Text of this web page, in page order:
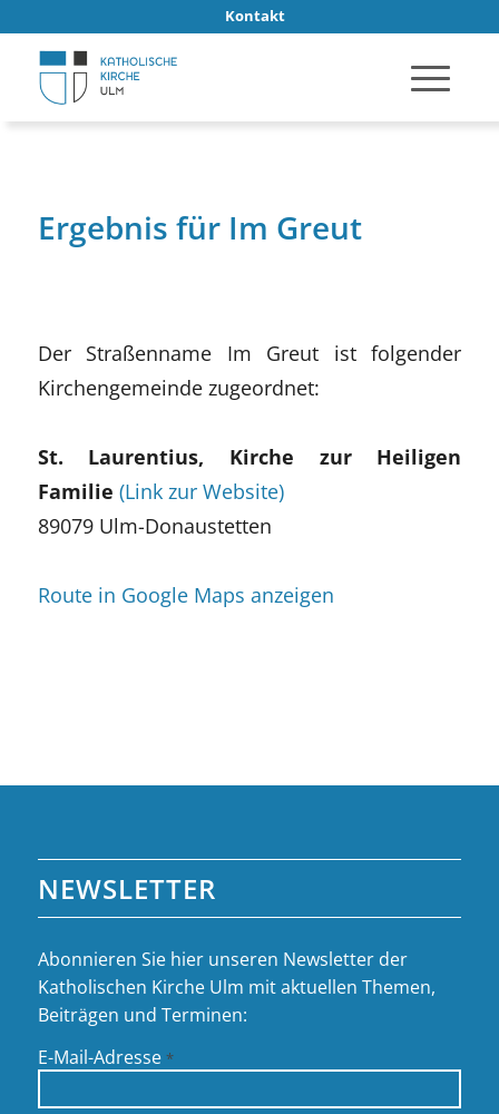
Kontakt
Ergebnis für Im Greut
Der Straßenname Im Greut ist folgender
Kirchengemeinde zugeordnet:
St. Laurentius, Kirche zur Heiligen
Familie (Link zur Website)
89079 Ulm-Donaustetten
Route in Google Maps anzeigen
NEWSLETTER
Abonnieren Sie hier unseren Newsletter der
Katholischen Kirche Ulm mit aktuellen Themen,
Beiträgen und Terminen:
E-Mail-Adresse *